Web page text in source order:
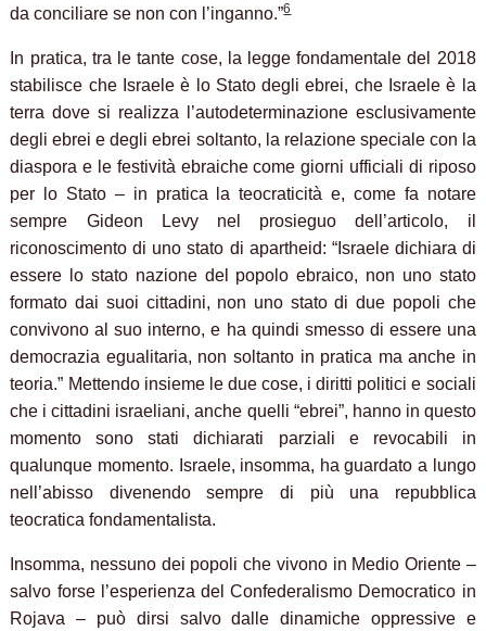
da conciliare se non con l’inganno.”6
In pratica, tra le tante cose, la legge fondamentale del 2018
stabilisce che Israele è lo Stato degli ebrei, che Israele è la
terra dove si realizza l’autodeterminazione esclusivamente
degli ebrei e degli ebrei soltanto, la relazione speciale con la
diaspora e le festività ebraiche come giorni ufficiali di riposo
per lo Stato – in pratica la teocraticità e, come fa notare
sempre Gideon Levy nel prosieguo dell’articolo, il
riconoscimento di uno stato di apartheid: “Israele dichiara di
essere lo stato nazione del popolo ebraico, non uno stato
formato dai suoi cittadini, non uno stato di due popoli che
convivono al suo interno, e ha quindi smesso di essere una
democrazia egualitaria, non soltanto in pratica ma anche in
teoria.” Mettendo insieme le due cose, i diritti politici e sociali
che i cittadini israeliani, anche quelli “ebrei”, hanno in questo
momento sono stati dichiarati parziali e revocabili in
qualunque momento. Israele, insomma, ha guardato a lungo
nell’abisso divenendo sempre di più una repubblica
teocratica fondamentalista.
Insomma, nessuno dei popoli che vivono in Medio Oriente –
salvo forse l’esperienza del Confederalismo Democratico in
Rojava – può dirsi salvo dalle dinamiche oppressive e